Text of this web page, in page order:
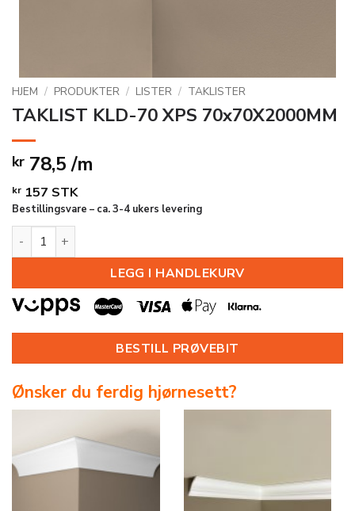
HJEM / PRODUKTER / LISTER / TAKLISTER
TAKLIST KLD-70 XPS 70x70X2000MM
kr 78,5 /m
kr 157 STK
Bestillingsvare – ca. 3-4 ukers levering
TAKLIST KLD-70 XPS 70x70X2000MM antall
LEGG I HANDLEKURV
BESTILL PRØVEBIT
Ønsker du ferdig hjørnesett?